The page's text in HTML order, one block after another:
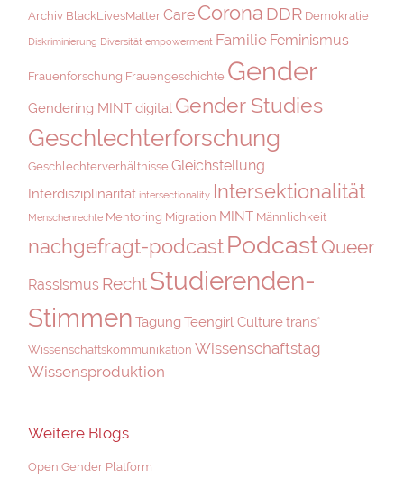
Archiv BlackLivesMatter Care Corona DDR Demokratie
Diskriminierung Diversität empowerment Familie Feminismus
Frauenforschung Frauengeschichte Gender
Gendering MINT digital Gender Studies
Geschlechterforschung
Geschlechterverhältnisse Gleichstellung
Interdisziplinarität intersectionality Intersektionalität
Menschenrechte Mentoring Migration MINT Männlichkeit
nachgefragt-podcastPodcastQueer
Rassismus RechtStudierenden-
Stimmen Tagung Teengirl Culturetrans*
Wissenschaftskommunikation Wissenschaftstag
Wissensproduktion
Weitere Blogs
Open Gender Platform